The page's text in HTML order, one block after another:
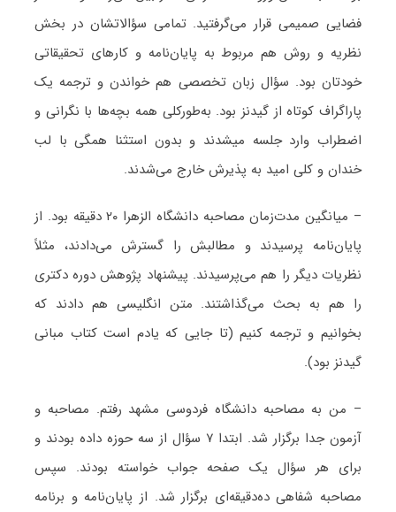
فضایی صمیمی قرار می‌گرفتید. تمامی سؤالاتشان در بخش
نظریه و روش هم مربوط به پایان‌نامه و کارهای تحقیقاتی
خودتان بود. سؤال زبان تخصصی هم خواندن و ترجمه یک
پاراگراف کوتاه از گیدنز بود. به‌طورکلی همه بچه‌ها با نگرانی و
اضطراب وارد جلسه می‎شدند و بدون استثنا همگی با لب
خندان و کلی امید به پذیرش خارج می‌شدند.
– میانگین مدت‌زمان مصاحبه دانشگاه الزهرا ۲۰ دقیقه بود. از
پایان‌نامه پرسیدند و مطالبش را گسترش می‌دادند، مثلاً
نظریات دیگر را هم می‌پرسیدند. پیشنهاد پژوهش دوره دکتری
را هم به بحث می‌گذاشتند. متن انگلیسی هم دادند که
بخوانیم و ترجمه کنیم (تا جایی که یادم است کتاب مبانی
گیدنز بود).
– من به مصاحبه دانشگاه فردوسی مشهد رفتم. مصاحبه و
آزمون جدا برگزار شد. ابتدا ۷ سؤال از سه حوزه داده بودند و
برای هر سؤال یک صفحه جواب خواسته بودند. سپس
مصاحبه شفاهی ده‌دقیقه‌ای برگزار شد. از پایان‌نامه و برنامه